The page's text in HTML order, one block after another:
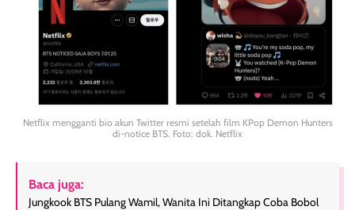
Netflix mengganti bio akun Twitter resmi setelah film KPop Demon Hunters
di-notice BTS. Foto: dok. Netflix
Baca juga:
Jungkook BTS Pulang Wamil, Wanita Ini Ditangkap Coba Bobol